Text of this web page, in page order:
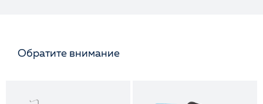
Обратите внимание